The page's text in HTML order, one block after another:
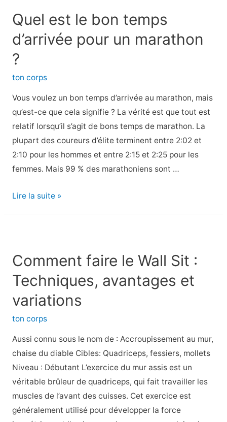
musculation
Quel est le bon temps
d’arrivée pour un marathon
?
ton corps
Vous voulez un bon temps d’arrivée au marathon, mais
qu’est-ce que cela signifie ? La vérité est que tout est
relatif lorsqu’il s’agit de bons temps de marathon. La
plupart des coureurs d’élite terminent entre 2:02 et
2:10 pour les hommes et entre 2:15 et 2:25 pour les
femmes. Mais 99 % des marathoniens sont …
Quel
d’arrivée
pour
un
marathon
?
Lire la suite »
Comment faire le Wall Sit :
Techniques, avantages et
variations
ton corps
Aussi connu sous le nom de : Accroupissement au mur,
chaise du diable Cibles: Quadriceps, fessiers, mollets
Niveau : Débutant L’exercice du mur assis est un
véritable brûleur de quadriceps, qui fait travailler les
muscles de l’avant des cuisses. Cet exercice est
généralement utilisé pour développer la force